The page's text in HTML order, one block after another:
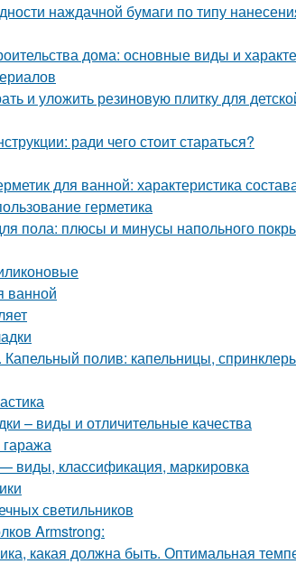
наждачной бумаги по типу
дома: основные виды и
и уложить резиновую плитку для
ради чего стоит стараться?
для ванной: характеристика
герметика
пола: плюсы и минусы напольного
ванной
полив: капельницы,
– виды и отличительные качества
виды, классификация, маркировка
светильников
Armstrong:
какая должна быть. Оптимальная